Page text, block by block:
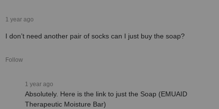
1 year ago
I don’t need another pair of socks can I just buy the soap?
Follow
1 year ago
Absolutely. Here is the link to just the Soap (EMUAID
Therapeutic Moisture Bar)